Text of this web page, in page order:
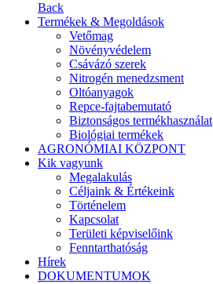
Back
Termékek & Megoldások
Vetőmag
Növényvédelem
Csávázó szerek
Nitrogén menedzsment
Oltóanyagok
Repce-fajtabemutató
Biztonságos termékhasználat
Biológiai termékek
AGRONÓMIAI KÖZPONT
Kik vagyunk
Megalakulás
Céljaink & Értékeink
Történelem
Kapcsolat
Területi képviselőink
Fenntarthatóság
Hírek
DOKUMENTUMOK